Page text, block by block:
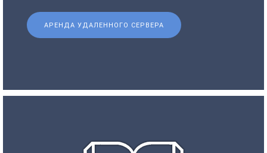
АРЕНДА УДАЛЕННОГО СЕРВЕРА